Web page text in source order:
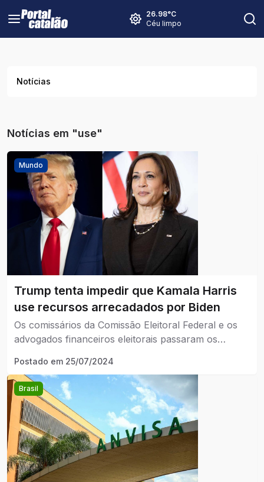
26.98°C
Céu limpo
Notícias
Notícias em "use"
Mundo
Trump tenta impedir que Kamala Harris
use recursos arrecadados por Biden
Os comissários da Comissão Eleitoral Federal e os
advogados financeiros eleitorais passaram os
transferência em declarações públicas e nas redes
sociais.
Postado em 25/07/2024
Brasil